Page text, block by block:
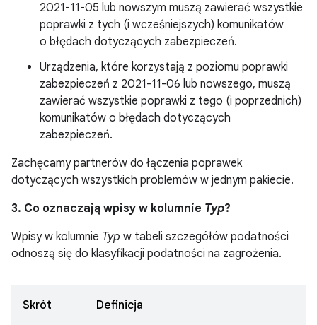
2021-11-05 lub nowszym muszą zawierać wszystkie
poprawki z tych (i wcześniejszych) komunikatów
o błędach dotyczących zabezpieczeń.
Urządzenia, które korzystają z poziomu poprawki
zabezpieczeń z 2021-11-06 lub nowszego, muszą
zawierać wszystkie poprawki z tego (i poprzednich)
komunikatów o błędach dotyczących
zabezpieczeń.
Zachęcamy partnerów do łączenia poprawek
dotyczących wszystkich problemów w jednym pakiecie.
3. Co oznaczają wpisy w kolumnie Typ?
Wpisy w kolumnie Typ w tabeli szczegółów podatności
odnoszą się do klasyfikacji podatności na zagrożenia.
Skrót Definicja